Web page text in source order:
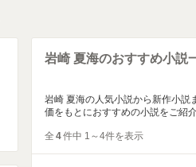
岩崎 夏海のおすすめ小説
岩崎 夏海の人気小説から新作小説
価をもとにおすすめの小説をご紹
全 4件中 1～4件を表示